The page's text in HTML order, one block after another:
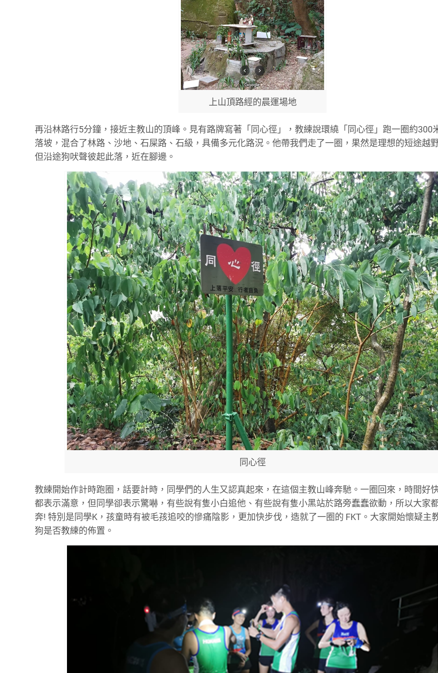
上山頂路經的晨運場地
再沿林路行5分鐘，接近主教山的頂峰。見有路牌寫著「同心徑」，教練說環繞「同心徑」跑一圈約300
落坡，混合了林路、沙地、石屎路、石級，具備多元化路況。他帶我們走了一圈，果然是理想的短途越
但沿途狗吠聲彼起此落，近在腳邊。
同心徑
教練開始作計時跑圈，話要計時，同學們的人生又認真起來，在這個主教山峰奔馳。一圈回來，時間好
都表示滿意，但同學卻表示驚嚇，有些說有隻小白追他、有些說有隻小黑站於路旁蠢蠢欲動，所以大家
奔! 特別是同學K，孩童時有被毛孩追咬的慘痛陰影，更加快步伐，造就了一圈的 FKT。大家開始懷疑主
狗是否教練的佈置。